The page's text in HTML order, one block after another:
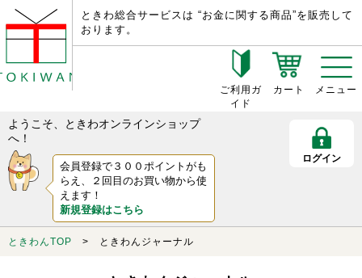
ときわ総合サービスは “お金に関する商品”を販売して
おります。
ご利用ガ
イド
カート メニュー
ようこそ、ときわオンラインショップ
へ！
会員登録で３００ポイントがも
らえ、２回目のお買い物から使
えます！
新規登録はこちら
ログイン
ときわんTOP > ときわんジャーナル